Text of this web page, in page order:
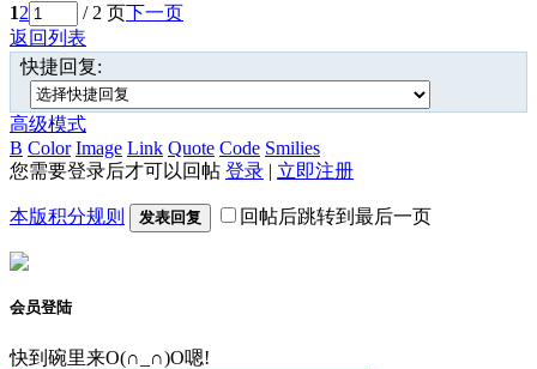
12 / 2 页下一页
返回列表
快捷回复:
高级模式
B Color Image Link Quote Code Smilies
您需要登录后才可以回帖 登录 | 立即注册
本版积分规则 发表回复 回帖后跳转到最后一页
会员登陆
快到碗里来O(∩_∩)O嗯!